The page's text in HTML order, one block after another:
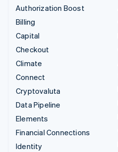
Authorization Boost
Billing
Capital
Checkout
Climate
Connect
Cryptovaluta
Data Pipeline
Elements
Financial Connections
Identity